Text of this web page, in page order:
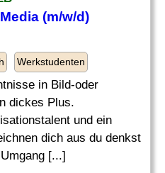
(m/w/d)
Werkstudenten
in Bild-oder
dickes Plus.
und ein
dich aus du denkst
[...]